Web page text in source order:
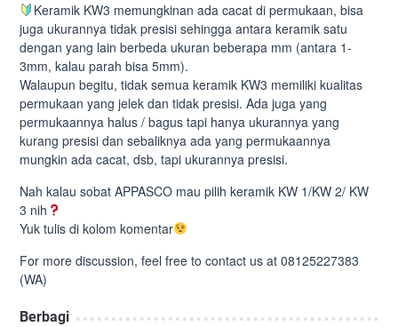
Keramik KW3 memungkinan ada cacat di permukaan, bisa
juga ukurannya tidak presisi sehingga antara keramik satu
dengan yang lain berbeda ukuran beberapa mm (antara 1-
3mm, kalau parah bisa 5mm).
Walaupun begitu, tidak semua keramik KW3 memiliki kualitas
permukaan yang jelek dan tidak presisi. Ada juga yang
permukaannya halus / bagus tapi hanya ukurannya yang
kurang presisi dan sebaliknya ada yang permukaannya
mungkin ada cacat, dsb, tapi ukurannya presisi.
Nah kalau sobat APPASCO mau pilih keramik KW 1/KW 2/ KW
3 nih
Yuk tulis di kolom komentar
For more discussion, feel free to contact us at 08125227383
(WA)
Berbagi